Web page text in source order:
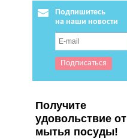
Подпишитесь
на наши новости
Получите
удовольствие от
мытья посуды!